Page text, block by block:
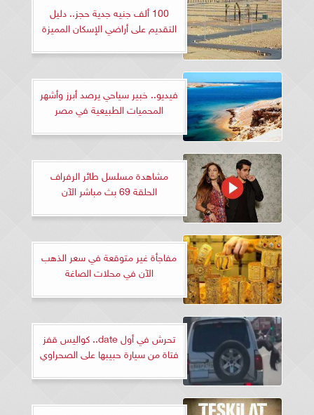
100 ألف جنيه جدية حجز.. دليل
التقديم على أراضي الإسكان المميزة
فيديو.. خبير سياحي يرصد أبرز وأشهر
المحميات الطبيعية في مصر
مشاهدة مسلسل طائر الرفراف
الحلقة 69 بث مباشر الآن
مفاجأة غير متوقعة في سعر الذهب
الآن في محلات الصاغة
تحرش في أول date.. كواليس قفز
فتاة من سيارة حبيبها على الصحراوي